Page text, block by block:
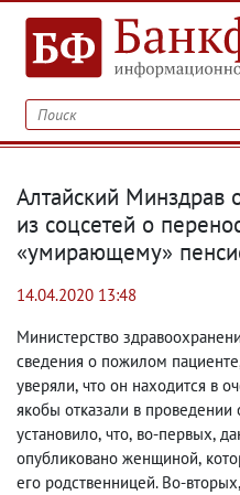
Алтайский Минздрав
из соцсетей о
«умирающему»
14.04.2020 13:48
Министерство
сведения о пожилом пациенте
уверяли, что он находится в
якобы отказали в
установило, что, во-первых,
опубликовано женщиной,
его родственницей. Во-вторых,